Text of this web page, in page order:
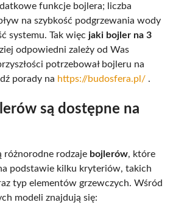
funkcje bojlera; liczba
na szybkość podgrzewania wody
systemu. Tak więc jaki bojler na 3
odpowiedni zależy od Was
potrzebował bojleru na
porady na https://budosfera.pl/ .
są dostępne na
różnorodne rodzaje bojlerów, które
podstawie kilku kryteriów, takich
typ elementów grzewczych. Wśród
modeli znajdują się: